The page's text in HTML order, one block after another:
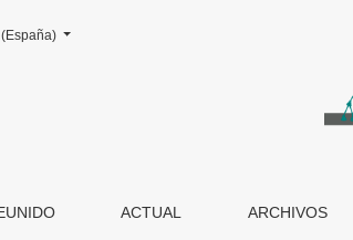
Rococó de la sacristía de la iglesia
ACTUAL ARCHIVOS
idioma. El actual es: